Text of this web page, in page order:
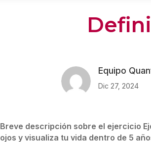
Equipo
Dic 27, 2024
Breve descripción sobre el ejercicio
ojos y visualiza tu vida dentro de 5